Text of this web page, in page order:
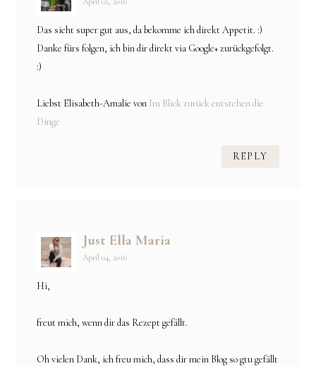
Das sieht super gut aus, da bekomme ich direkt Appetit. :)
Danke fürs folgen, ich bin dir direkt via Google+ zurückgefolgt.
:)
Liebst Elisabeth-Amalie von Im Blick zurück entstehen die
Dinge
REPLY
Just Ella Maria
April 04, 2016
Hi,
freut mich, wenn dir das Rezept gefällt.
Oh vielen Dank, ich freu mich, dass dir mein Blog so gtu gefällt